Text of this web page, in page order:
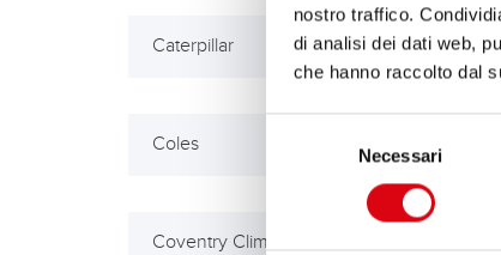
nostro traffico.
di analisi dei dati web,
che hanno raccolto dal
Necessari
Caterpillar
Coles
Coventry Climax